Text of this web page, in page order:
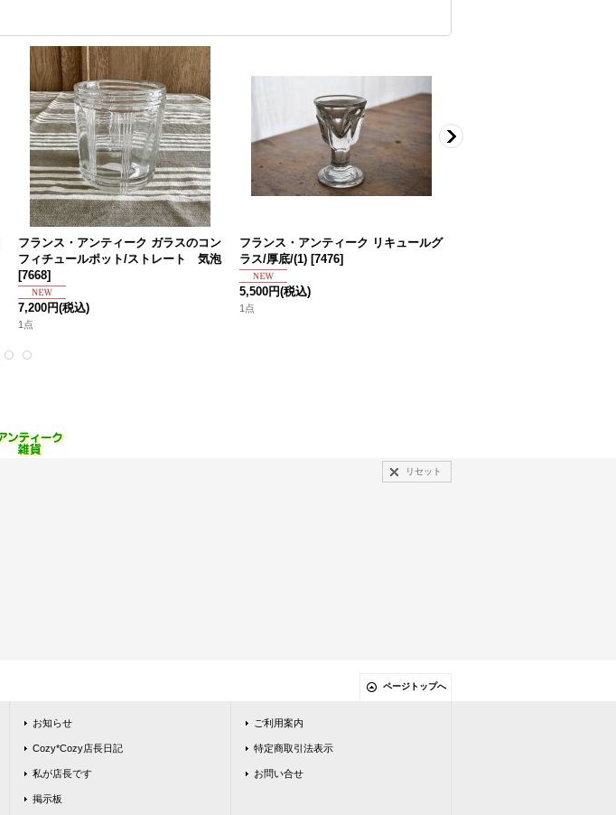
フランス・アンティーク ガラスのコン
フィチュールポット/ストレート 気泡
[7668]
7,200円(税込)
1点
フランス・アンティーク リキュールグ
ラス/厚底/(1) [7476]
5,500円(税込)
1点
リセット
ページトップへ
お知らせ
Cozy*Cozy店長日記
私が店長です
掲示板
ご利用案内
特定商取引法表示
お問い合せ